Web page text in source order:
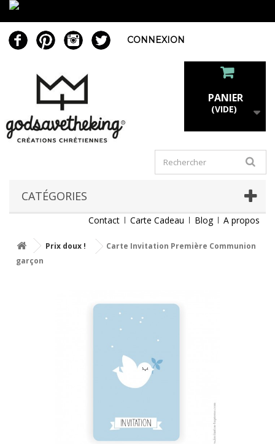
CONNEXION
PANIER
(VIDE)
CATÉGORIES
Contact Carte Cadeau Blog A propos
Prix doux !
Carte Invitation Première Communion
garçon